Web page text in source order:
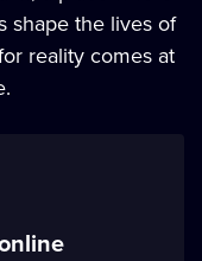
shape the lives of
reality comes at